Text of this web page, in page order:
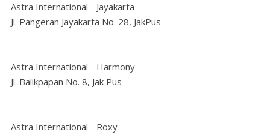
Astra International - Jayakarta
Jl. Pangeran Jayakarta No. 28, JakPus
Astra International - Harmony
Jl. Balikpapan No. 8, Jak Pus
Astra International - Roxy